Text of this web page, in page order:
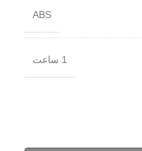
ABS
1 ساعت